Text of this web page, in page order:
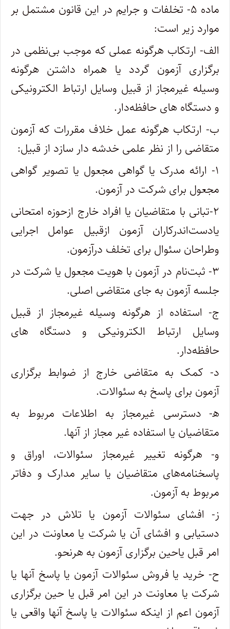
ماده ۵- تخلفات و جرایم در این قانون مشتمل بر
موارد زیر است:
الف- ارتکاب هرگونه عملی که موجب بی‌نظمی در
برگزاری آزمون گردد یا همراه داشتن هرگونه
وسیله غیرمجاز از قبیل وسایل ارتباط الکترونیکی
و دستگاه های حافظه‌دار.
ب- ارتکاب هرگونه عمل خلاف مقررات که آزمون
متقاضی را از نظر علمی خدشه دار سازد از قبیل:
۱- ارائه مدرک یا گواهی مجعول یا تصویر گواهی
مجعول برای شرکت در آزمون.
۲-تبانی با متقاضیان یا افراد خارج ازحوزه امتحانی
یادست‌اندرکاران آزمون ازقبیل عوامل اجرایی
وطراحان سئوال برای تخلف درآزمون.
۳- ثبت‌نام در آزمون با هویت مجعول یا شرکت در
جلسه آزمون به جای متقاضی اصلی.
ج- استفاده از هرگونه وسیله غیرمجاز از قبیل
وسایل ارتباط الکترونیکی و دستگاه های
حافظه‌دار.
د- کمک به متقاضی خارج از ضوابط برگزاری
آزمون برای پاسخ به سئوالات.
ه‍- دسترسی غیرمجاز به اطلاعات مربوط به
متقاضیان یا استفاده غیر مجاز از آنها.
و- هرگونه تغییر غیرمجاز سئوالات، اوراق و
پاسخنامه‌های متقاضیان یا سایر مدارک و دفاتر
مربوط به آزمون.
ز- افشای سئوالات آزمون یا تلاش در جهت
دستیابی و افشای آن یا شرکت یا معاونت در این
امر قبل یاحین برگزاری آزمون به هرنحو.
ح- خرید یا فروش سئوالات آزمون یا پاسخ آنها یا
شرکت یا معاونت در این امر قبل یا حین برگزاری
آزمون اعم از اینکه سئوالات یا پاسخ آنها واقعی یا